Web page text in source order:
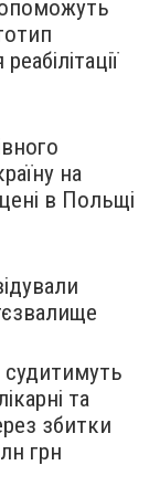
на
в Польщі
судитимуть
та
збитки
грн